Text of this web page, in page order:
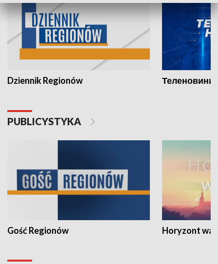
Dziennik Regionów Теленовини
PUBLICYSTYKA
Gość Regionów Horyzont